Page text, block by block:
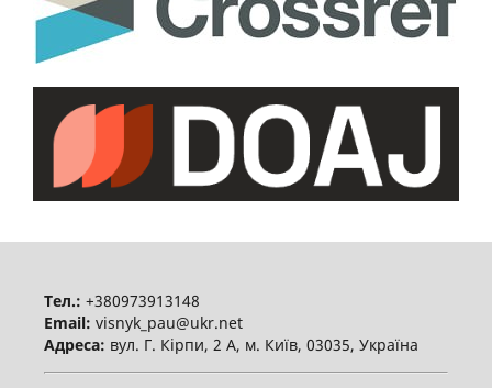
Тел.: +380973913148
Email: visnyk_pau@ukr.net
Адреса: вул. Г. Кірпи, 2 А, м. Київ, 03035, Україна